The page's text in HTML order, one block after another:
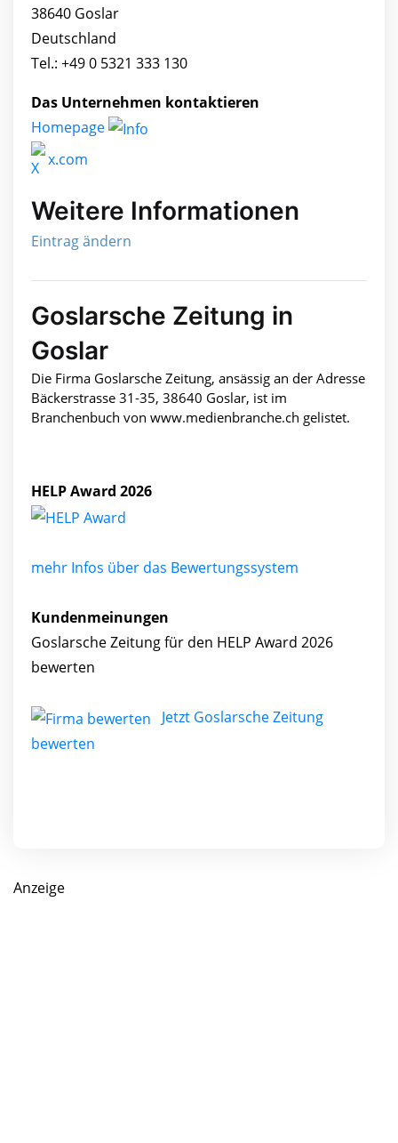
38640 Goslar
Deutschland
Tel.: +49 0 5321 333 130
Das Unternehmen kontaktieren
Homepage
x.com
Weitere Informationen
Eintrag ändern
Goslarsche Zeitung in
Goslar
Die Firma Goslarsche Zeitung, ansässig an der Adresse
Bäckerstrasse 31-35, 38640 Goslar, ist im
Branchenbuch von www.medienbranche.ch gelistet.
HELP Award 2026
mehr Infos über das Bewertungssystem
Kundenmeinungen
Goslarsche Zeitung für den HELP Award 2026
bewerten
Jetzt Goslarsche Zeitung
bewerten
Anzeige